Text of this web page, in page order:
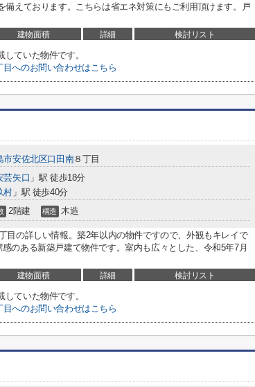
備えております。こちらは省エネ対策にもご利用頂けます。戸
建物面積 詳細 検討リスト
していた物件です。
へのお問い合わせはこちら
市安佐北区口田南８丁目
芸矢口 」駅 徒歩18分
村 」駅 徒歩40分
2階建 構造 木造
目の詳しい情報。築2年以内の物件ですので、外観もキレイで
のある新築戸建て物件です。室内も広々とした、令和5年7月
建物面積 詳細 検討リスト
していた物件です。
へのお問い合わせはこちら